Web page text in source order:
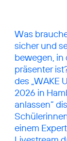
Was
sicher und
bewegen, in
präsenter
des „WAKE
2026 in
anlassen“
einem